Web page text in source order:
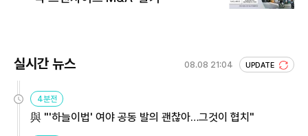
실시간 뉴스 08.08 21:04 UPDATE
4분전
與 "'하늘이법' 여야 공동 발의 괜찮아…그것이 협치"